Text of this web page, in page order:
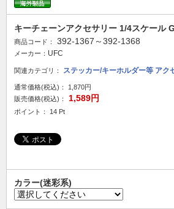
キーチェーンアクセサリー 1/4スケール
商品コード： 392-1367～392-1368
メーカー： UFC
関連カテゴリ： ステッカー/キーホルダー等 アク
通常価格(税込)：
1,870円
販売価格(税込)：
1,589円
ポイント： 14 Pt
カラー(迷彩系)